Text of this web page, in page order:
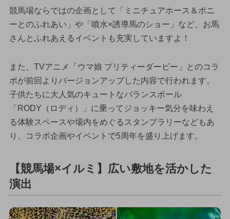
競馬場ならではの企画として「ミニチュアホース＆ポニ
ーとのふれあい」や「噴水×誘導馬のショー」など、お馬
さんとふれあえるイベントも充実していますよ！
また、TVアニメ「ウマ娘 プリティーダービー」とのコラ
ボが前回よりバージョンアップした内容で行われます。
子供たちに大人気のキュートなバランスボール
「RODY（ロディ）」に乗ってジョッキー気分を味わえ
る体験スペースや場内をめぐるスタンプラリーなどもあ
り、コラボ企画やイベントで5周年を盛り上げます。
【競馬場×イルミ】広い敷地を活かした
演出